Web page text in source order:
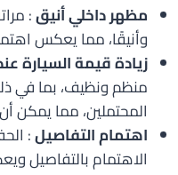
مظهر داخلي أنيق:
وأنيقًا، مما يعكس
زيادة قيمة السيارة
منظم ونظيف، بما في
المحتملين، مما يمكن
اهتمام التفاصيل:
الاهتمام بالتفاصيل